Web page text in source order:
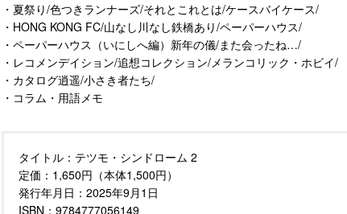
・夏祭り/色つきランナーズ/それとこれとは/ケースバイケース/
・HONG KONG FC/山なし川なし鉄橋あり/ペーパーハウス/
・ペーパーハウス（いにしへ編）新年の儀/また会ったね…/
・レコメンデイション/追想コレクション/メランコリック・ホビイ/
・カタログ逍遥/小さき者たち/
・コラム・用語メモ
タイトル： テツモ・シンドローム 2
定価： 1,650円（本体1,500円）
発行年月日： 2025年9月1日
ISBN：9784777056149